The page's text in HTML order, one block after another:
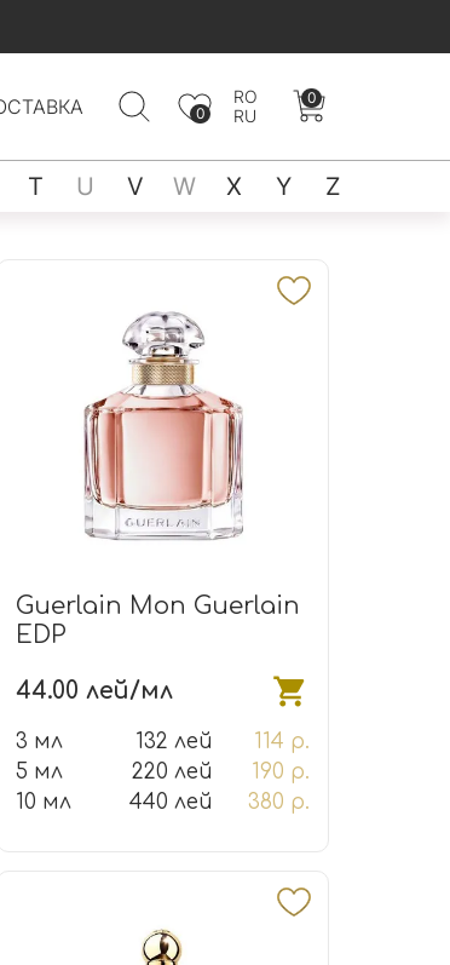
0
RO
RU
0
T U V W X Y Z
Guerlain Mon Guerlain
EDP
44.00 лей/мл
3 мл 132 лей
114 р.
5 мл
220 лей
190 р.
10 мл
440 лей 380 р.